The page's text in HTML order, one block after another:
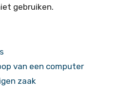
gebruiken.
van een computer
zaak